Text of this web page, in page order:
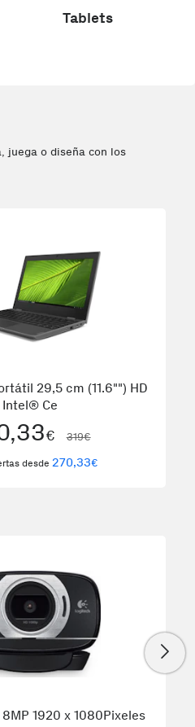
Tablets
juega o diseña con los
29,5 cm (11.6"") HD
Intel® Ce
€ 319€
desde270,33€
1920 x 1080Pixeles